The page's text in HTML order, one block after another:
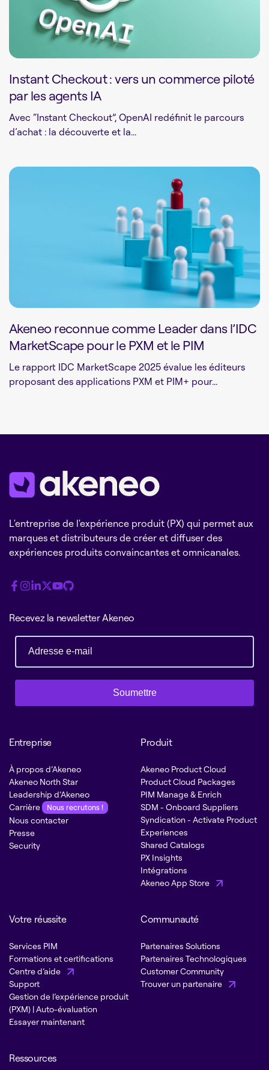
Instant Checkout : vers un commerce piloté
par les agents IA
Avec “Instant Checkout”, OpenAI redéfinit le parcours
d’achat : la découverte et la...
Akeneo reconnue comme Leader dans l’IDC
MarketScape pour le PXM et le PIM
Le rapport IDC MarketScape 2025 évalue les éditeurs
proposant des applications PXM et PIM+ pour...
L'entreprise de l'expérience produit (PX) qui permet aux
marques et distributeurs de créer et diffuser des
expériences produits convaincantes et omnicanales.
Recevez la newsletter Akeneo
Soumettre
Entreprise
À propos d’Akeneo
Akeneo North Star
Leadership d’Akeneo
Carrière
Nous recrutons !
Nous contacter
Presse
Security
Produit
Akeneo Product Cloud
Product Cloud Packages
PIM Manage & Enrich
SDM - Onboard Suppliers
Syndication - Activate Product
Experiences
Shared Catalogs
PX Insights
Intégrations
Akeneo App Store
Votre réussite
Services PIM
Formations et certifications
Centre d’aide
Support
Gestion de l’expérience produit
(PXM) | Auto-évaluation
Essayer maintenant
Communauté
Partenaires Solutions
Partenaires Technologiques
Customer Community
Trouver un partenaire
Ressources